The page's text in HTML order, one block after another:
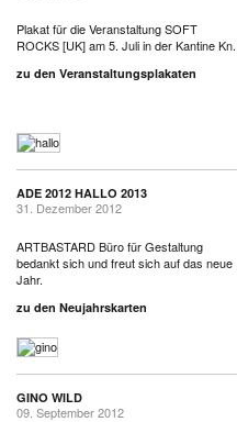
Plakat für die Veranstaltung SOFT
ROCKS [UK] am 5. Juli in der Kantine Kn.
zu den Veranstaltungsplakaten
ADE 2012 HALLO 2013
31. Dezember 2012
ARTBASTARD Büro für Gestaltung
bedankt sich und freut sich auf das neue
Jahr.
zu den Neujahrskarten
GINO WILD
09. September 2012